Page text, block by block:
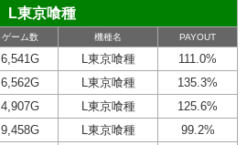
L東京喰種
ゲーム数 機種名 PAYOUT
6,541G L東京喰種
111.0%
6,562G L東京喰種
135.3%
4,907G L東京喰種
125.6%
9,458G L東京喰種
99.2%